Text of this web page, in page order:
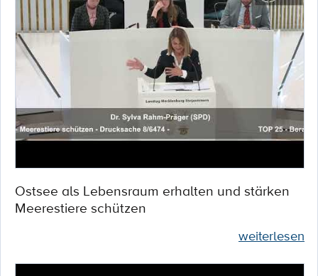
Ostsee als Lebensraum erhalten und stärken
Meerestiere schützen
weiterlesen